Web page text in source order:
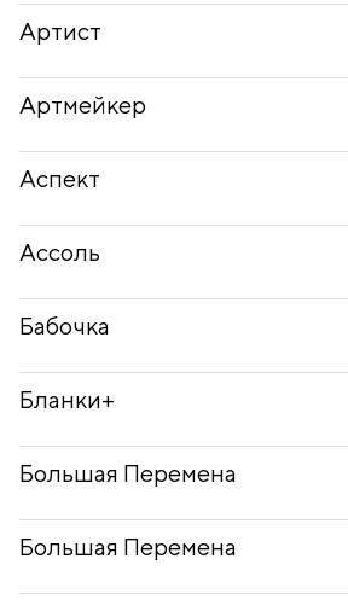
Артист
Артмейкер
Аспект
Ассоль
Бабочка
Бланки+
Большая Перемена
Большая Перемена